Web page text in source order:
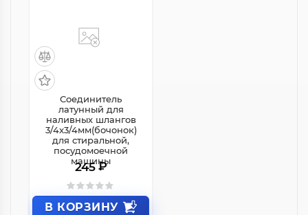
Соединитель
латунный для
наливных шлангов
3/4x3/4мм(бочонок)
для стиральной,
посудомоечной
машины
245 ₽
В КОРЗИНУ